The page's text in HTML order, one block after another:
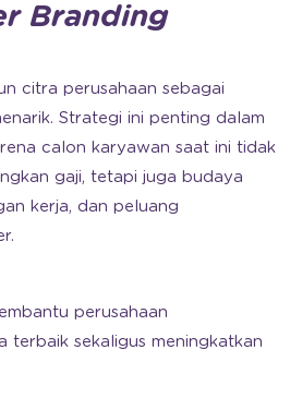
Branding
citra perusahaan sebagai
Strategi ini penting dalam
calon karyawan saat ini tidak
gaji, tetapi juga budaya
kerja, dan peluang
perusahaan
terbaik sekaligus meningkatkan